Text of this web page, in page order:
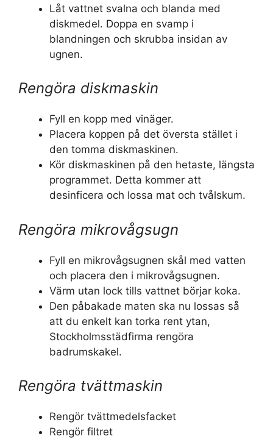
Låt vattnet svalna och blanda med
diskmedel. Doppa en svamp i
blandningen och skrubba insidan av
ugnen.
Rengöra diskmaskin
Fyll en kopp med vinäger.
Placera koppen på det översta stället i
den tomma diskmaskinen.
Kör diskmaskinen på den hetaste, längsta
programmet. Detta kommer att
desinficera och lossa mat och tvålskum.
Rengöra mikrovågsugn
Fyll en mikrovågsugnen skål med vatten
och placera den i mikrovågsugnen.
Värm utan lock tills vattnet börjar koka.
Den påbakade maten ska nu lossas så
att du enkelt kan torka rent ytan,
Stockholmsstädfirma rengöra
badrumskakel.
Rengöra tvättmaskin
Rengör tvättmedelsfacket
Rengör filtret